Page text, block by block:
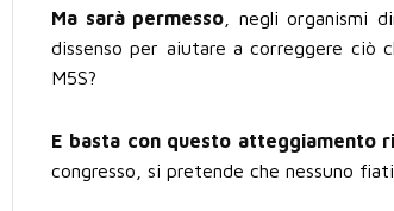
Ma sarà permesso , negli organismi
dissenso per aiutare a correggere ciò
M5S?
E basta con questo atteggiamento
congresso, si pretende che nessuno